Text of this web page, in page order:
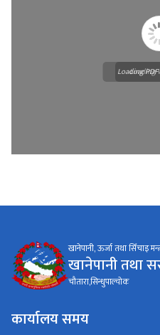
Loading
Loading PDF
खानेपानी, ऊर्जा तथा सिँचाइ
खानेपानी तथा
चौतारा,सिन्धुपाल्चोक
कार्यालय समय